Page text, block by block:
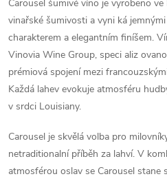
Carousel šumivé víno je vyrobeno
vinařské šumivosti a vyni ká
charakterem a elegantním finíšem.
Vinovia Wine Group, speci aliz
prémiová spojení mezi
Každá lahev evokuje atmosféru
v srdci Louisiany.
Carousel je skvělá volba pro
netraditionalní příběh za lahví. V
atmosférou oslav se Carousel stane